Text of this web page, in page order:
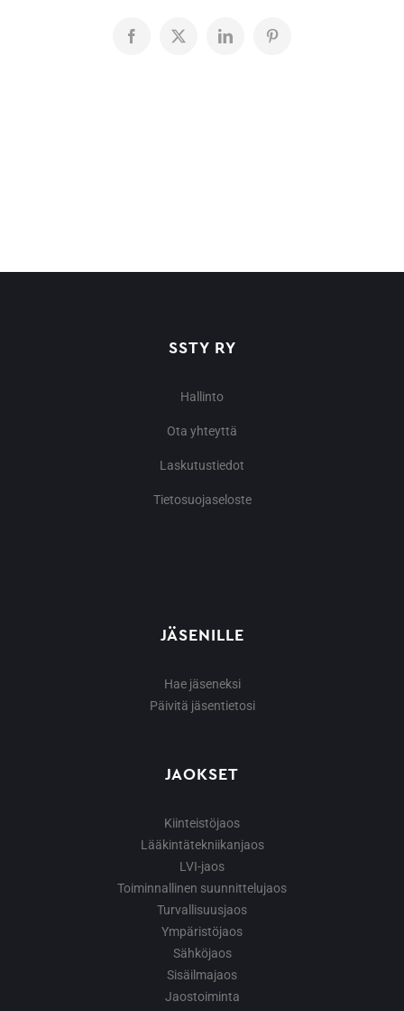
Facebook
X LinkedInPinterest
SSTY RY
Hallinto
Ota yhteyttä
Laskutustiedot
Tietosuojaseloste
JÄSENILLE
Hae jäseneksi
Päivitä jäsentietosi
JAOKSET
Kiinteistöjaos
Lääkintätekniikanjaos
LVI-jaos
Toiminnallinen suunnittelujaos
Turvallisuusjaos
Ympäristöjaos
Sähköjaos
Sisäilmajaos
Jaostoiminta